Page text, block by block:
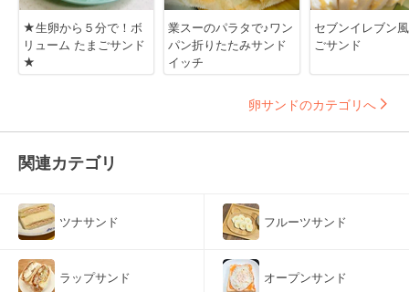
★生卵から５分で！ボ
リューム たまごサンド
★
業スーのパラタで♪ワン
パン折りたたみサンド
イッチ
セブンイレブン
ごサンド
卵サンドのカテゴリへ
関連カテゴリ
ツナサンド フルーツサンド
ラップサンド オープンサンド